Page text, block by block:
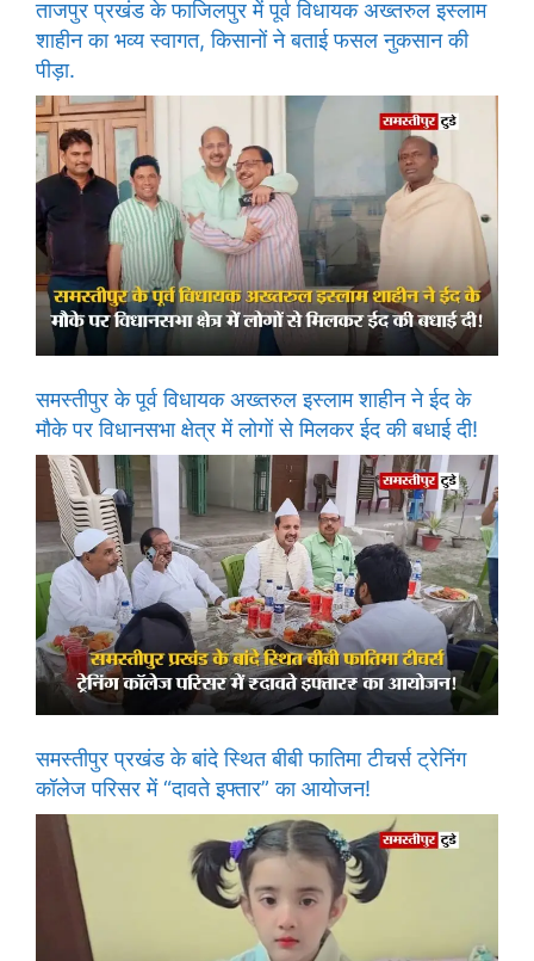
ताजपुर प्रखंड के फाजिलपुर में पूर्व विधायक अख्तरुल इस्लाम
शाहीन का भव्य स्वागत, किसानों ने बताई फसल नुकसान की
पीड़ा.
समस्तीपुर के पूर्व विधायक अख्तरुल इस्लाम शाहीन ने ईद के
मौके पर विधानसभा क्षेत्र में लोगों से मिलकर ईद की बधाई दी!
समस्तीपुर प्रखंड के बांदे स्थित बीबी फातिमा टीचर्स ट्रेनिंग
कॉलेज परिसर में “दावते इफ्तार” का आयोजन!